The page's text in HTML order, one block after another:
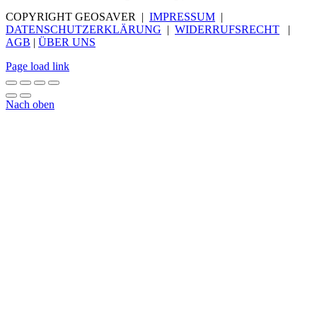
COPYRIGHT GEOSAVER | IMPRESSUM |
DATENSCHUTZERKLÄRUNG | WIDERRUFSRECHT |
AGB | ÜBER UNS
Page load link
Nach oben